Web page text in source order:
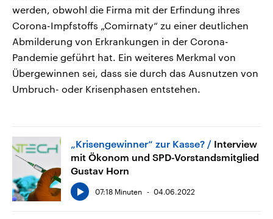
werden, obwohl die Firma mit der Erfindung ihres
Corona-Impfstoffs „Comirnaty“ zu einer deutlichen
Abmilderung von Erkrankungen in der Corona-
Pandemie geführt hat. Ein weiteres Merkmal von
Übergewinnen sei, dass sie durch das Ausnutzen von
Umbruch- oder Krisenphasen entstehen.
„Krisengewinner“ zur Kasse?
Interview
mit Ökonom und SPD-Vorstandsmitglied
Gustav Horn
07:18 Minuten 04.06.2022